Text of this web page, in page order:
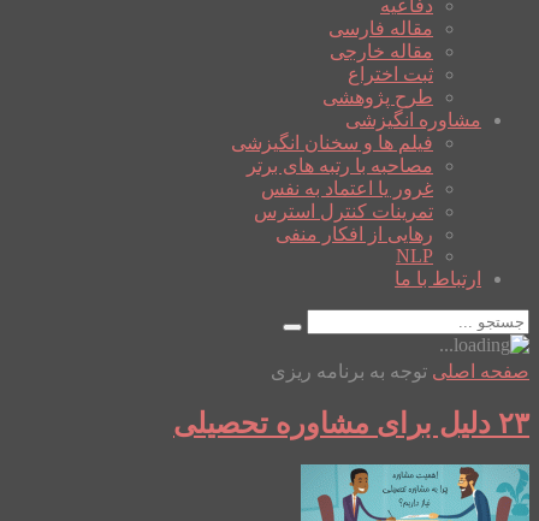
دفاعیه
مقاله فارسی
مقاله خارجی
ثبت اختراع
طرح پژوهشی
مشاوره انگیزشی
فیلم ها و سخنان انگیزشی
مصاحبه با رتبه های برتر
غرور یا اعتماد به نفس
تمرینات کنترل استرس
رهایی از افکار منفی
NLP
ارتباط با ما
صفحه اصلی توجه به برنامه ریزی
۲۳ دلیل برای مشاوره تحصیلی